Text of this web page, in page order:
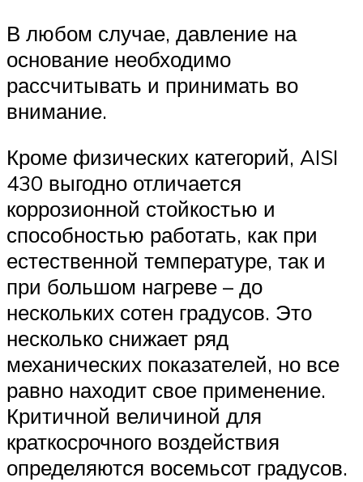
В любом случае, давление на
основание необходимо
рассчитывать и принимать во
внимание.
Кроме физических категорий, AISI
430 выгодно отличается
коррозионной стойкостью и
способностью работать, как при
естественной температуре, так и
при большом нагреве – до
нескольких сотен градусов. Это
несколько снижает ряд
механических показателей, но все
равно находит свое применение.
Критичной величиной для
краткосрочного воздействия
определяются восемьсот градусов.